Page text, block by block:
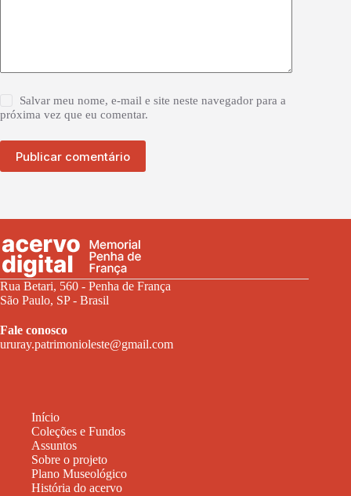
Salvar meu nome, e-mail e site neste navegador para a
próxima vez que eu comentar.
Publicar comentário
Rua Betari, 560 - Penha de França
São Paulo, SP - Brasil
Fale conosco
ururay.patrimonioleste@gmail.com
Início
Coleções e Fundos
Assuntos
Sobre o projeto
Plano Museológico
História do acervo